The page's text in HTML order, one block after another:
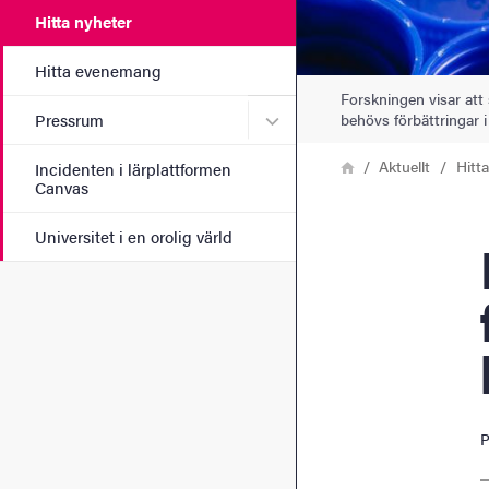
Hitta nyheter
Hitta evenemang
Pressrum Undermeny för Pressrum
Incidenten i lärplattformen
Canvas
Universitet i en orolig värld
Forskningen visar
behövs förbättringar
LänkstigHemAktuellt